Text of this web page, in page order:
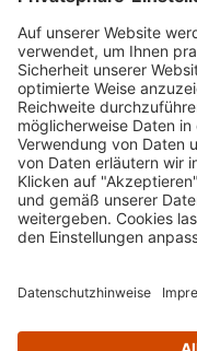
Häufig
Standorte &
anmelden &
Ausbildung &
Impressum
literaturportal-